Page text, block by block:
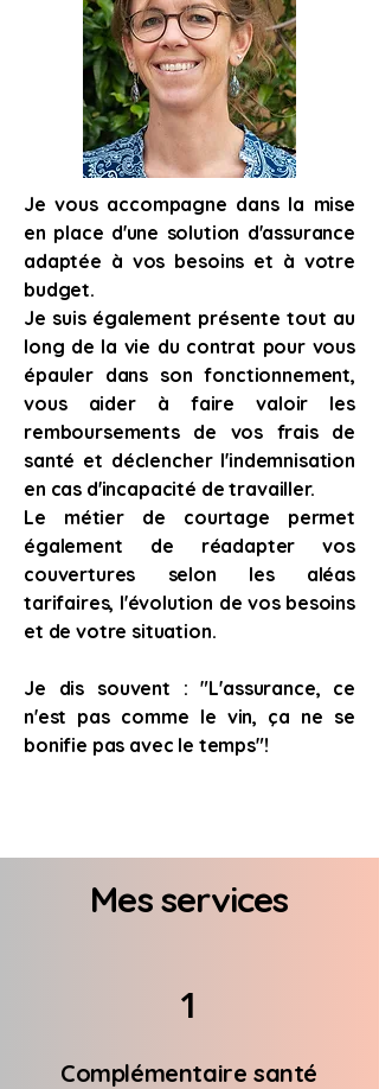
Je vous accompagne dans la mise
en place d'une solution d'assurance
adaptée à vos besoins et à votre
budget.
Je suis également présente tout au
long de la vie du contrat pour vous
épauler dans son fonctionnement,
vous aider à faire valoir les
remboursements de vos frais de
santé et déclencher l'indemnisation
en cas d'incapacité de travailler.
Le métier de courtage permet
également de réadapter vos
couvertures selon les aléas
tarifaires, l'évolution de vos besoins
et de votre situation.
Je dis souvent : "L'assurance, ce
n'est pas comme le vin, ça ne se
bonifie pas avec le temps"!
Mes services
1
Complémentaire santé